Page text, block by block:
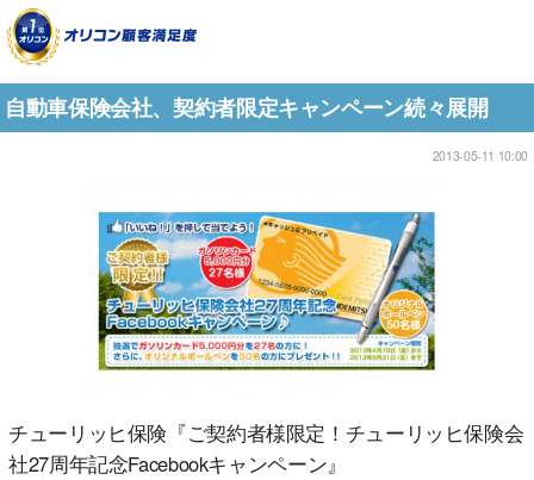
自動車保険会社、契約者限定キャンペーン続々展開
2013-05-11 10:00
チューリッヒ保険『ご契約者様限定！チューリッヒ保険会
社27周年記念Facebookキャンペーン』